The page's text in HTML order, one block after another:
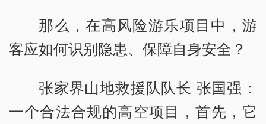
那么，在高风险游乐项目中，游
客应如何识别隐患、保障自身安全？
张家界山地救援队队长 张国强：
一个合法合规的高空项目，首先，它